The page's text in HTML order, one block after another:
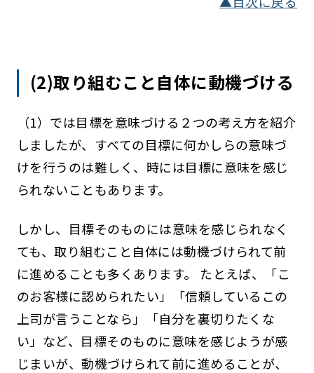
(2)取り組むこと自体に動機づける
（1）では目標を意味づける２つの考え方を紹介
しましたが、すべての目標に何かしらの意味づ
けを行うのは難しく、時には目標に意味を感じ
られないこともあります。
しかし、目標そのものには意味を感じられなく
ても、取り組むこと自体には動機づけられて前
に進めることも多くあります。 たとえば、「こ
のお客様に認められたい」「信頼しているこの
上司が言うことなら」「自分を裏切りたくな
い」など、目標そのものに意味を感じようが感
じまいが、動機づけられて前に進めることが、